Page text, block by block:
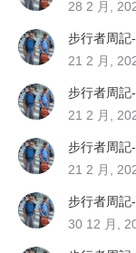
28 2 月,
步行者周記
21 2 月,
步行者周記
21 2 月,
步行者周記
21 2 月,
步行者周記
30 12 月,